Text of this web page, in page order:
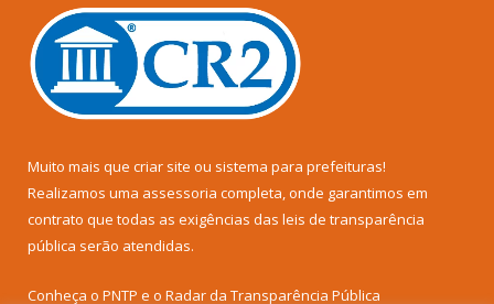
Muito mais que criar site ou sistema para prefeituras!
Realizamos uma assessoria completa, onde garantimos em
contrato que todas as exigências das leis de transparência
pública serão atendidas.
Conheça o PNTP e o Radar da Transparência Pública